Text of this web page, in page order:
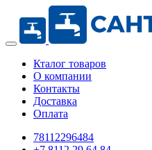
Кталог товаров
О компании
Контакты
Доставка
Оплата
78112296484